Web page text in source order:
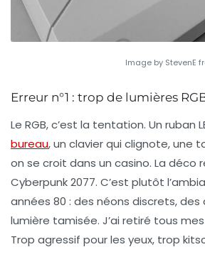
Image by StevenE
Erreur n°1 : trop de lumières
Le RGB, c’est la tentation. Un ruban
bureau, un clavier qui clignote, une
on se croit dans un casino. La déco
Cyberpunk 2077. C’est plutôt
années 80 : des néons discrets,
lumière tamisée. J’ai retiré tous
Trop agressif pour les yeux, trop